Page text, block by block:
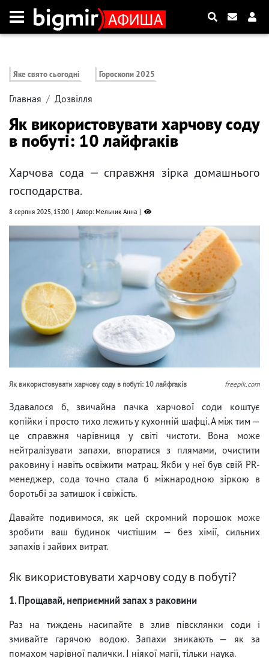
Яке свято сьогодні Гороскопи 2025
Главная Дозвілля
Як використовувати харчову соду
в побуті: 10 лайфгаків
Харчова сода — справжня зірка домашнього
господарства.
8 серпня 2025, 15:00 Автор: Мельник Анна
Як використовувати харчову соду в побуті: 10 лайфгаків freepik.com
Здавалося б, звичайна пачка харчової соди коштує
копійки і просто тихо лежить у кухонній шафці. А між тим —
це справжня чарівниця у світі чистоти. Вона може
нейтралізувати запахи, впоратися з плямами, очистити
раковину і навіть освіжити матрац. Якби у неї був свій PR-
менеджер, сода точно стала б міжнародною зіркою в
боротьбі за затишок і свіжість.
Давайте подивимося, як цей скромний порошок може
зробити ваш будинок чистішим — без хімії, сильних
запахів і зайвих витрат.
Як використовувати харчову соду в побуті?
1. Прощавай, неприємний запах з раковини
Раз на тиждень насипайте в злив півсклянки соди і
змивайте гарячою водою. Запахи зникають — як за
помахом чарівної палички. І ніякої магії, тільки наука.